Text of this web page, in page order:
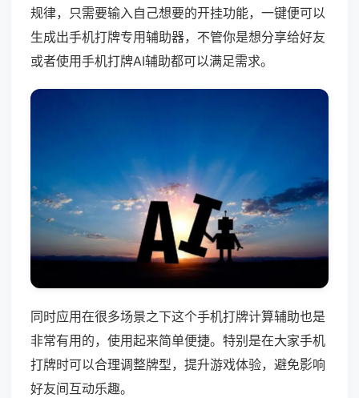
规律，只需要输入自己想要的开挂功能，一键便可以
生成出手机打牌专用辅助器，不管你是想分享给好友
或者使用手机打牌AI辅助都可以满足需求。
同时应用在很多场景之下这个手机打牌计算辅助也是
非常有用的，使用起来简单便捷。特别是在大家手机
打牌时可以合理调整牌型，提升游戏体验，避免影响
好友间互动乐趣。